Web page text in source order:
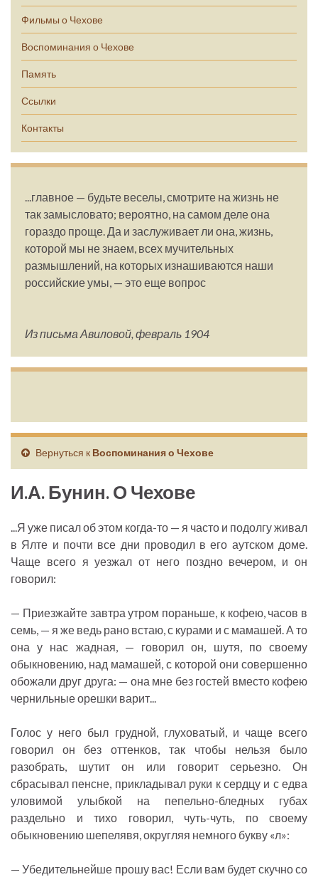
Фильмы о Чехове
Воспоминания о Чехове
Память
Ссылки
Контакты
...главное — будьте веселы, смотрите на жизнь не
так замысловато; вероятно, на самом деле она
гораздо проще. Да и заслуживает ли она, жизнь,
которой мы не знаем, всех мучительных
размышлений, на которых изнашиваются наши
российские умы, — это еще вопрос
Из письма Авиловой, февраль 1904
Вернуться к Воспоминания о Чехове
И.А. Бунин. О Чехове
...Я уже писал об этом когда-то — я часто и подолгу живал
в Ялте и почти все дни проводил в его аутском доме.
Чаще всего я уезжал от него поздно вечером, и он
говорил:
— Приезжайте завтра утром пораньше, к кофею, часов в
семь, — я же ведь рано встаю, с курами и с мамашей. А то
она у нас жадная, — говорил он, шутя, по своему
обыкновению, над мамашей, с которой они совершенно
обожали друг друга: — она мне без гостей вместо кофею
чернильные орешки варит...
Голос у него был грудной, глуховатый, и чаще всего
говорил он без оттенков, так чтобы нельзя было
разобрать, шутит он или говорит серьезно. Он
сбрасывал пенсне, прикладывал руки к сердцу и с едва
уловимой улыбкой на пепельно-бледных губах
раздельно и тихо говорил, чуть-чуть, по своему
обыкновению шепелявя, округляя немного букву «л»:
— Убедительнейше прошу вас! Если вам будет скучно со